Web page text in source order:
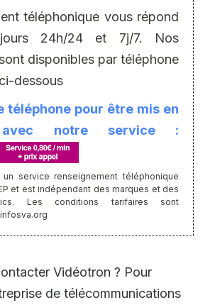
téléphonique vous répond
24h/24 et 7j/7. Nos
disponibles par téléphone
dessous
téléphone pour être mis en
avec notre service :
service renseignement téléphonique
et est indépendant des marques et des
Les conditions tarifaires sont
Vidéotron ? Pour
de télécommunications